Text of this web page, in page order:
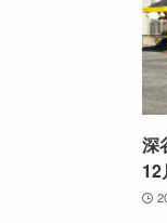
深
12